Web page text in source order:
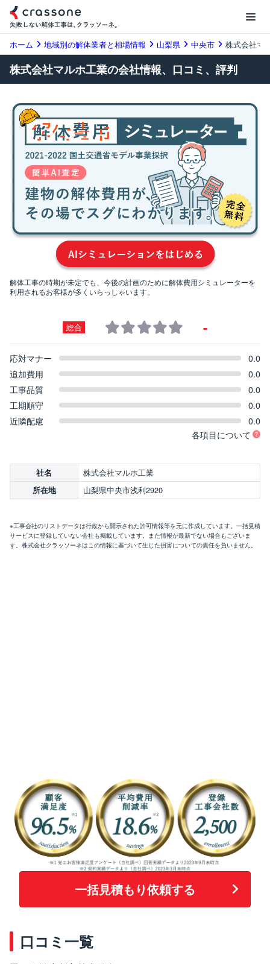
ホーム 地域別の解体業者と相場情報 山梨県 中央市 株式会社マ
株式会社マルホ工業の会社情報、口コミ、評判
解体工事の時期が未定でも、今後の計画のために解体費用シミュレーターを
利用されるお客様が多くいらっしゃいます。
総合 -
応対マナー
0.0
追加費用
0.0
工事品質
0.0
工期順守
0.0
近隣配慮
0.0
各項目について
社名 株式会社マルホ工業
所在地 山梨県中央市浅利2920
※工事会社のリストデータは行政から開示された許可情報等を元に作成しています。一括見積
サービスに登録していない会社も掲載しています。また情報が最新でない場合もございま
す。株式会社クラッソーネはこの情報に基づいて生じた損害についての責任を負いません。
一括見積もり依頼する
口コミ一覧